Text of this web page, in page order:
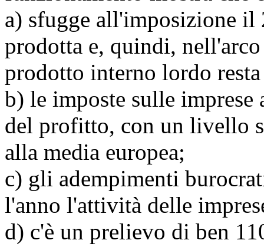
a) sfugge all'imposizione il
prodotta e, quindi,
prodotto interno lordo
b) le imposte sulle imprese
del profitto, con un livello
alla media europea;
c) gli adempimenti
l'anno l'attività delle
d) c'è un prelievo di ben